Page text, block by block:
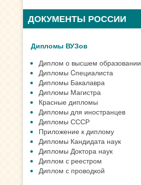
ДОКУМЕНТЫ РОССИИ
Дипломы ВУЗов
Диплом о высшем образовании
Дипломы Cпециалиста
Дипломы Бакалавра
Дипломы Магистра
Красные дипломы
Дипломы для иностранцев
Дипломы СССР
Приложение к диплому
Дипломы Кандидата наук
Дипломы Доктора наук
Диплом с реестром
Диплом с проводкой